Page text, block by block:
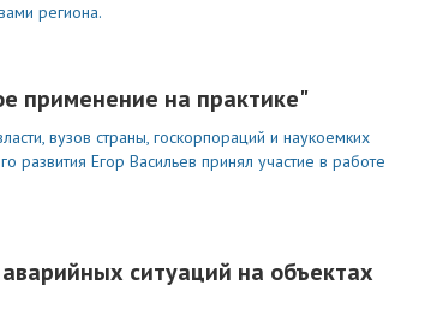
региона.
применение на практике"
вузов страны, госкорпораций и наукоемких
Егор Васильев принял участие в работе
ситуаций на объектах